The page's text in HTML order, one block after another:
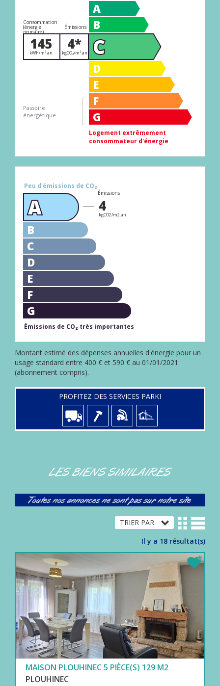
A
B
Consommation
(énergie
primaire)
145
kWh/m².an
Émissions
4*
kgCO₂/m².an C
D
E
F
G
Passoire
énergétique
Logement extrêmement
consommateur d'énergie
Peu d'émissions de CO₂
Émissions
4
kgCO2/m2.an
A
B
C
D
E
F
G
Émissions de CO₂ très importantes
Montant estimé des dépenses annuelles d'énergie pour un
usage standard entre 400 € et 590 € au 01/01/2021
(abonnement compris).
PROFITEZ DES SERVICES PARKI
LES BIENS SIMILAIRES
Toutes nos annonces ne sont pas sur notre site
Il y a 18 résultat(s)
MAISON PLOUHINEC 5 PIÈCE(S) 129 M2
PLOUHINEC